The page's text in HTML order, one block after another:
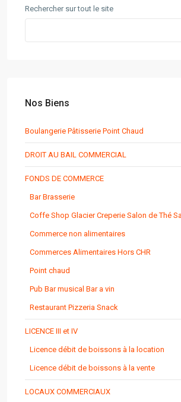
Rechercher sur tout le site
Nos Biens
Boulangerie Pâtisserie Point Chaud
DROIT AU BAIL COMMERCIAL
FONDS DE COMMERCE
Bar Brasserie
Coffe Shop Glacier Creperie Salon de Thé
Commerce non alimentaires
Commerces Alimentaires Hors CHR
Point chaud
Pub Bar musical Bar a vin
Restaurant Pizzeria Snack
LICENCE III et IV
Licence débit de boissons à la location
Licence débit de boissons à la vente
LOCAUX COMMERCIAUX